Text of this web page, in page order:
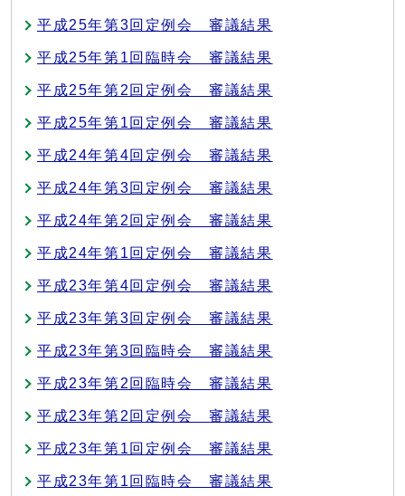
平成25年第3回定例会 審議結果
平成25年第1回臨時会 審議結果
平成25年第2回定例会 審議結果
平成25年第1回定例会 審議結果
平成24年第4回定例会 審議結果
平成24年第3回定例会 審議結果
平成24年第2回定例会 審議結果
平成24年第1回定例会 審議結果
平成23年第4回定例会 審議結果
平成23年第3回定例会 審議結果
平成23年第3回臨時会 審議結果
平成23年第2回臨時会 審議結果
平成23年第2回定例会 審議結果
平成23年第1回定例会 審議結果
平成23年第1回臨時会 審議結果